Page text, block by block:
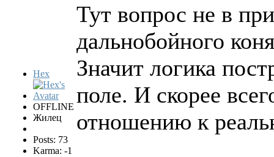
Hex
OFFLINE
Жилец
Posts: 73
Karma: -1
Тут вопрос не в
дальнобойного
Значит логика
поле. И скорее
отношению к